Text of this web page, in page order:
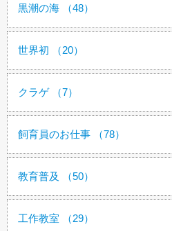
黒潮の海 （48）
世界初 （20）
クラゲ （7）
飼育員のお仕事 （78）
教育普及 （50）
工作教室 （29）